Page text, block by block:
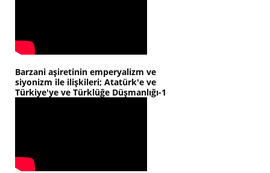
Barzani aşiretinin emperyalizm ve
siyonizm ile ilişkileri; Atatürk'e ve
Türkiye'ye ve Türklüğe Düşmanlığı-1